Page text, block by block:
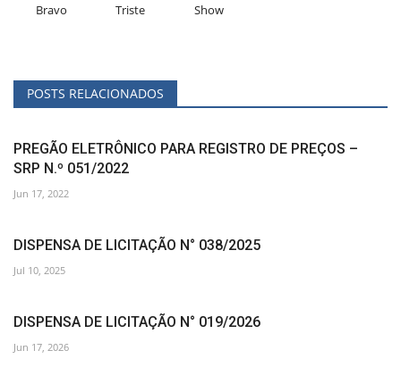
Bravo Triste Show
POSTS RELACIONADOS
PREGÃO ELETRÔNICO PARA REGISTRO DE PREÇOS –
SRP N.º 051/2022
Jun 17, 2022
DISPENSA DE LICITAÇÃO N° 038/2025
Jul 10, 2025
DISPENSA DE LICITAÇÃO N° 019/2026
Jun 17, 2026